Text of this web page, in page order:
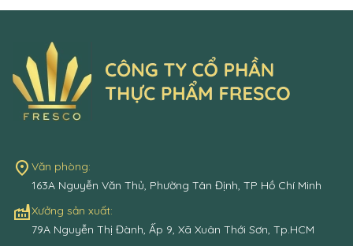
place Văn phòng:
163A Nguyễn Văn Thủ, Phường Tân Định, TP Hồ Chí Minh
factoryXưởng sản xuất:
79A Nguyễn Thị Đành, Ấp 9, Xã Xuân Thới Sơn, Tp.HCM